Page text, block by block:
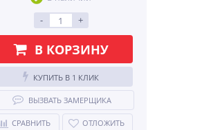
- +
В КОРЗИНУ
КУПИТЬ В 1 КЛИК
ВЫЗВАТЬ ЗАМЕРЩИКА
СРАВНИТЬ ОТЛОЖИТЬ